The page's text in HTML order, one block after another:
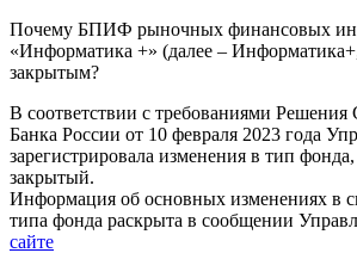
Почему БПИФ рыночных финансовых
«Информатика +» (далее –
закрытым?
В соответствии с требованиями Решения
Банка России от 10 февраля 2023 года
зарегистрировала изменения в тип
закрытый.
Информация об основных изменениях в
типа фонда раскрыта в сообщении
сайте